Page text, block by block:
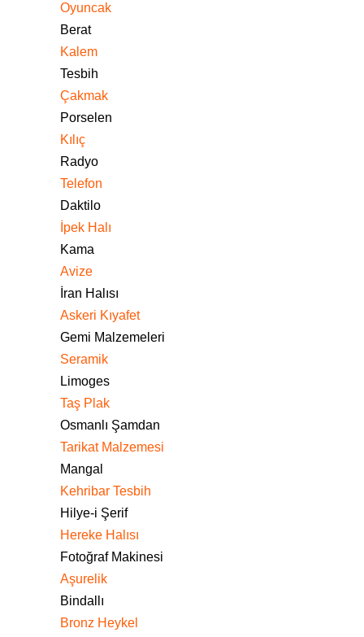
Oyuncak
Berat
Kalem
Tesbih
Çakmak
Porselen
Kılıç
Radyo
Telefon
Daktilo
İpek Halı
Kama
Avize
İran Halısı
Askeri Kıyafet
Gemi Malzemeleri
Seramik
Limoges
Taş Plak
Osmanlı Şamdan
Tarikat Malzemesi
Mangal
Kehribar Tesbih
Hilye-i Şerif
Hereke Halısı
Fotoğraf Makinesi
Aşurelik
Bindallı
Bronz Heykel